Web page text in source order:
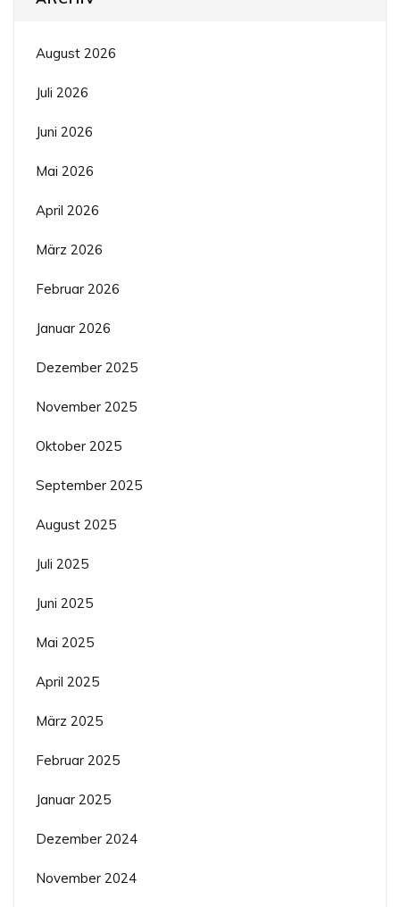
August 2026
Juli 2026
Juni 2026
Mai 2026
April 2026
März 2026
Februar 2026
Januar 2026
Dezember 2025
November 2025
Oktober 2025
September 2025
August 2025
Juli 2025
Juni 2025
Mai 2025
April 2025
März 2025
Februar 2025
Januar 2025
Dezember 2024
November 2024